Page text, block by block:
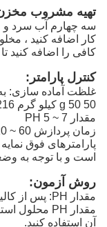
تهیه مشروب
سه چهارم آب سرد و
کار اضافه کنید ،
کافی را اضافه کنید
کنترل پارامتر:
50 g 50 کیلو گرم JH-5216 اضافه کنید.
مقدار PH 5 ~ 7
زمان پردازش 60 ~ 120 ثانیه
پارامترهای فوق
است و با توجه به
روش آزمون:
آن استفاده کنید.